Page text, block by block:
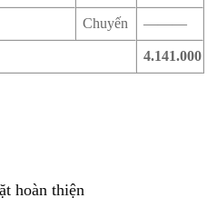
Chuyến ———
4.141.000
hoàn thiện